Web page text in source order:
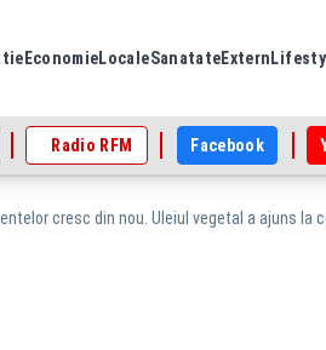
EconomieLocaleSanatateExtern
Radio RFM Facebook
cresc din nou. Uleiul vegetal a ajuns la